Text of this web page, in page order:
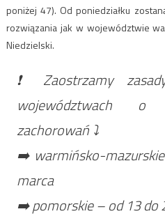
poniżej 47). Od poniedziałku
rozwiązania jak w województwie
Niedzielski.
❗️ Zaostrzamy
województwach o
zachorowań ⤵️
➡️ warmińsko-
marca
➡️ pomorskie – od 13 do